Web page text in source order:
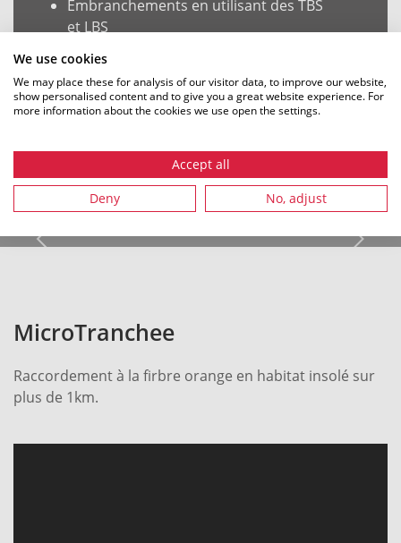
We use cookies
We may place these for analysis of our visitor data, to improve our website,
show personalised content and to give you a great website experience. For
more information about the cookies we use open the settings.
Accept all
Deny No, adjust
Embranchements en utilisant des TBS
et LBS
SRV-G tc à des températures
supérieures à 80 °C
Impressions de la pratique
MicroTranchee
Raccordement à la firbre orange en habitat insolé sur
plus de 1km.